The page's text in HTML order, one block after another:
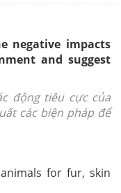
negative impacts
and suggest
động tiêu cực của
các biện pháp để
for fur, skin